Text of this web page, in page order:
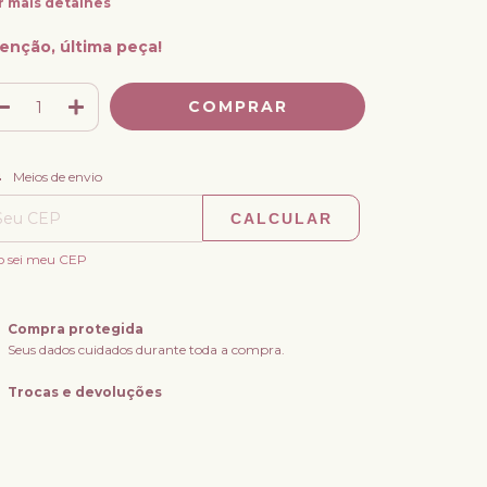
última peça!
para o CEP:
Meios de envio
CALCULAR
sei meu CEP
Compra protegida
Seus dados cuidados durante toda a compra.
Trocas e devoluções